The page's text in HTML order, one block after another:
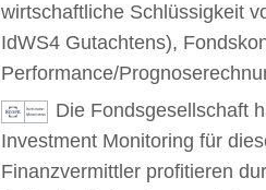
wirtschaftliche Schlüssigkeit
IdWS4 Gutachtens),
Performance/
Die Fondsgesellschaft
Investment Monitoring für
Finanzvermittler profitieren